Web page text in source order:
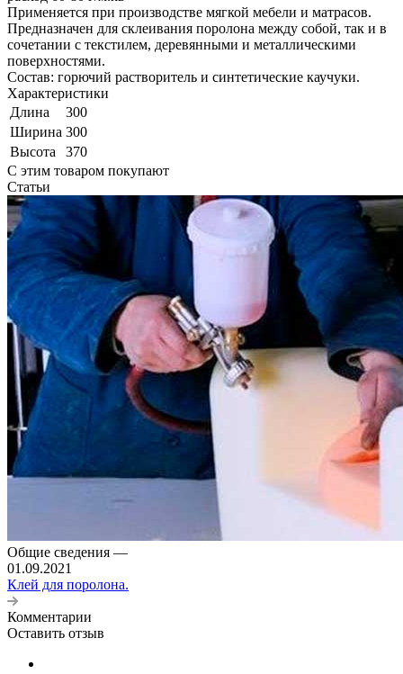
Применяется при производстве мягкой мебели и матрасов.
Предназначен для склеивания поролона между собой, так и в
сочетании с текстилем, деревянными и металлическими
поверхностями.
Состав: горючий растворитель и синтетические каучуки.
Характеристики
Длина
300
Ширина 300
Высота
370
С этим товаром покупают
Статьи
Общие сведения —
01.09.2021
Клей для поролона.
Комментарии
Оставить отзыв